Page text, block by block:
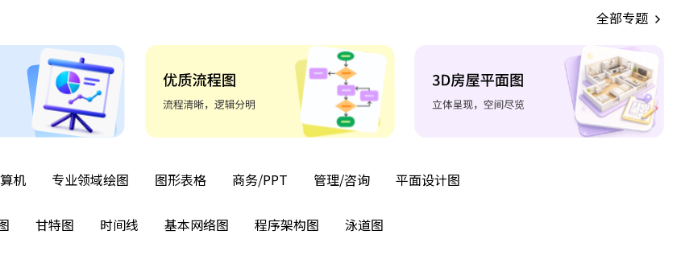
全部专题
机 专业领域绘图 图形表格 商务/PPT 管理/咨询 平面设计图
甘特图 时间线 基本网络图 程序架构图 泳道图